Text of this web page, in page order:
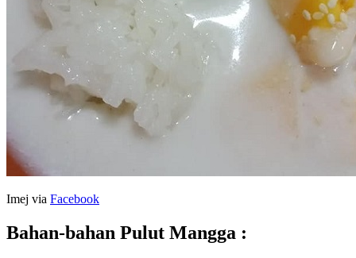
Imej via Facebook
Bahan-bahan Pulut Mangga :